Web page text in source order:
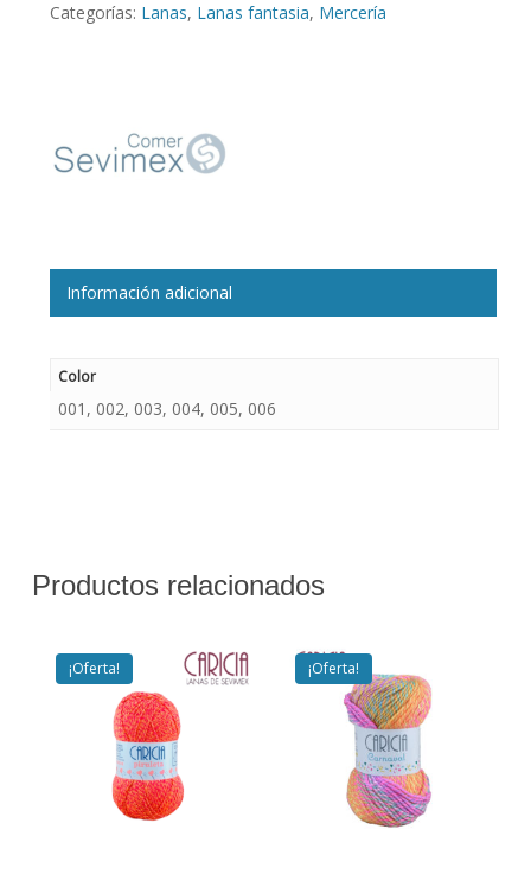
Categorías: Lanas, Lanas fantasia, Mercería
Información adicional
Color
001, 002, 003, 004, 005, 006
Productos relacionados
¡Oferta! ¡Oferta!